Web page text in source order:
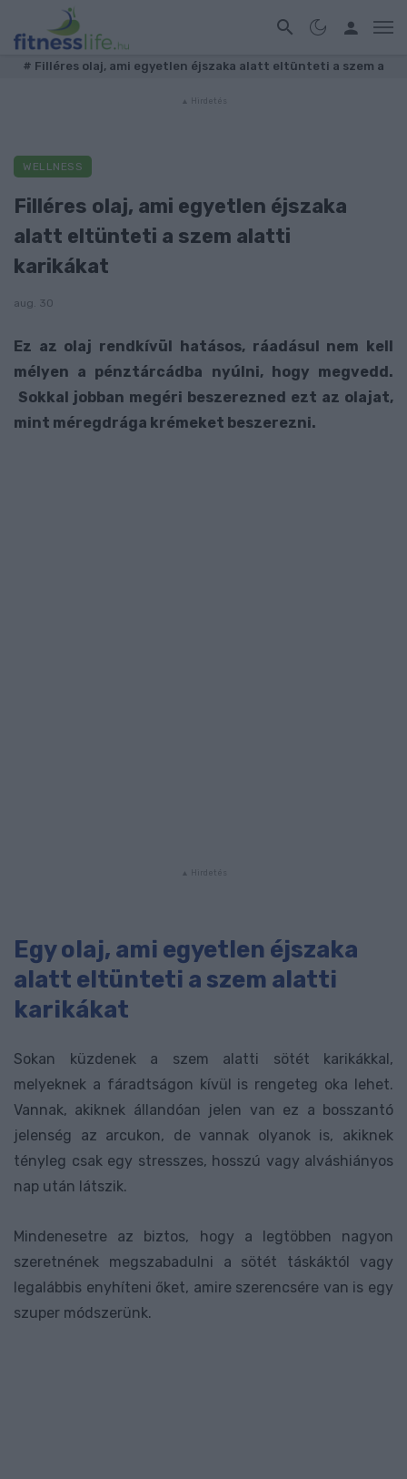
# Filléres olaj, ami egyetlen éjszaka alatt eltünteti a szem a
WELLNESS
Filléres olaj, ami egyetlen éjszaka
alatt eltünteti a szem alatti
karikákat
aug. 30
Ez az olaj rendkívül hatásos, ráadásul nem kell
mélyen a pénztárcádba nyúlni, hogy megvedd.
Sokkal jobban megéri beszerezned ezt az olajat,
mint méregdrága krémeket beszerezni.
Egy olaj, ami egyetlen éjszaka
alatt eltünteti a szem alatti
karikákat
Sokan küzdenek a szem alatti sötét karikákkal,
melyeknek a fáradtságon kívül is rengeteg oka lehet.
Vannak, akiknek állandóan jelen van ez a bosszantó
jelenség az arcukon, de vannak olyanok is, akiknek
tényleg csak egy stresszes, hosszú vagy alváshiányos
nap után látszik.
Mindenesetre az biztos, hogy a legtöbben nagyon
szeretnének megszabadulni a sötét táskáktól vagy
legalábbis enyhíteni őket, amire szerencsére van is egy
szuper módszerünk.